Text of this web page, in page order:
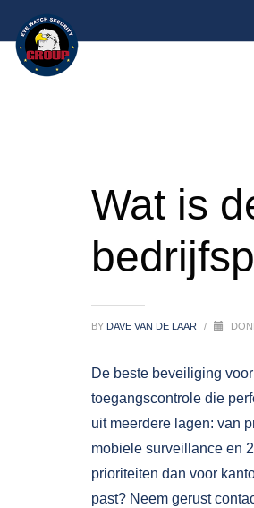
Wat is
BY DAVE VAN DE LAAR /
De beste beveiliging
toegangscontrole die
uit meerdere lagen: van
mobiele surveillance en
prioriteiten dan voor
past? Neem gerust